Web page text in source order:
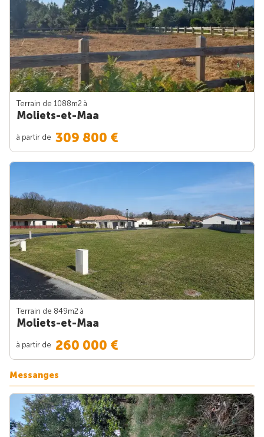
Terrain de 1088m2 à
Moliets-et-Maa
à partir de 309 800 €
Terrain de 849m2 à
Moliets-et-Maa
à partir de 260 000 €
Messanges